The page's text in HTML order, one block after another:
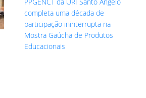
completa uma década de
participação ininterrupta na
Mostra Gaúcha de Produtos
Educacionais